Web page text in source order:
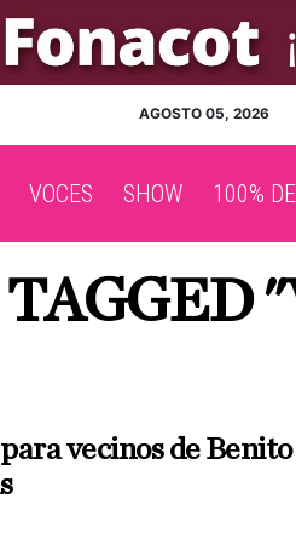
AGOSTO 05, 2026
VOCES SHOW 100%
vecinos de